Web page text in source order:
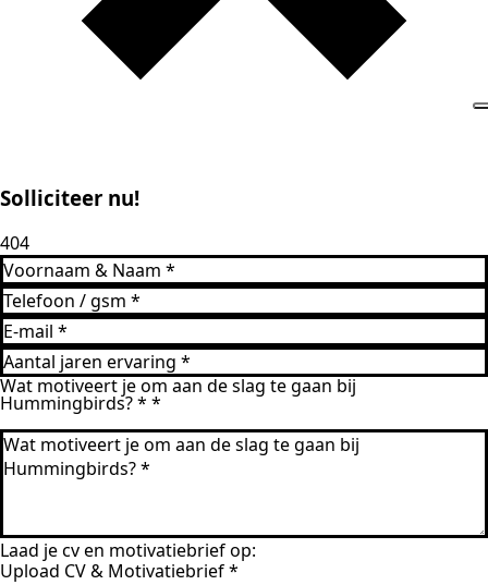
Solliciteer nu!
404
Wat motiveert je om aan de slag te gaan bij
Hummingbirds? * *
Laad je cv en motivatiebrief op:
Upload CV & Motivatiebrief*